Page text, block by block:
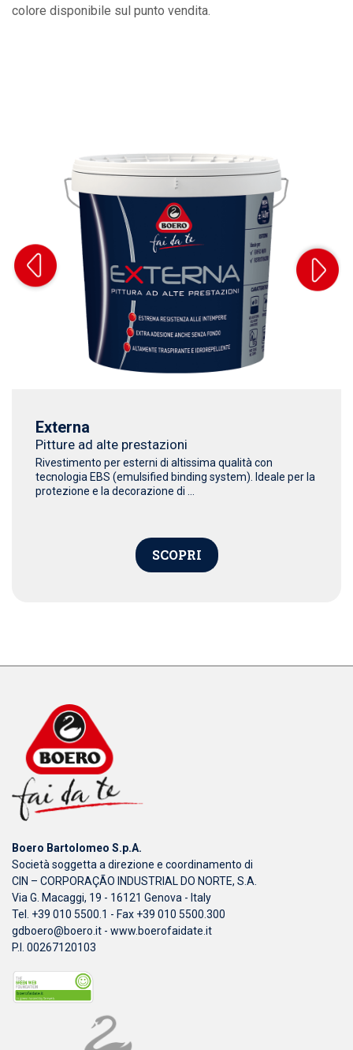
colore disponibile sul punto vendita.
Externa
Pitture ad alte prestazioni
Rivestimento per esterni di altissima qualità con
tecnologia EBS (emulsified binding system). Ideale per la
protezione e la decorazione di ...
SCOPRI
Boero Bartolomeo S.p.A.
Società soggetta a direzione e coordinamento di
CIN – CORPORAÇÃO INDUSTRIAL DO NORTE, S.A.
Via G. Macaggi, 19 - 16121 Genova - Italy
Tel. +39 010 5500.1 - Fax +39 010 5500.300
gdboero@boero.it - www.boerofaidate.it
P.I. 00267120103